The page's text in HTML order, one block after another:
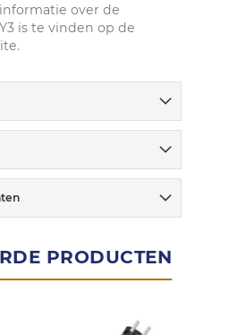
over de
is te vinden op de
PRODUCTEN